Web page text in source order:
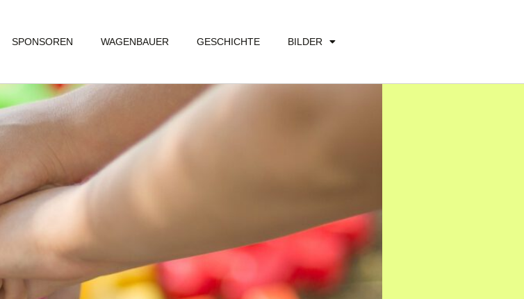
SPONSOREN WAGENBAUER GESCHICHTE BILDER